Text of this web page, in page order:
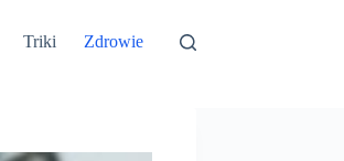
Triki Zdrowie